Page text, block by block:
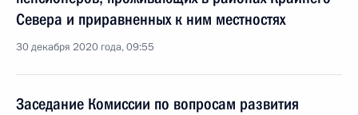
Севера и приравненных к ним местностях
30 декабря 2020 года, 09:55
Заседание Комиссии по вопросам развития